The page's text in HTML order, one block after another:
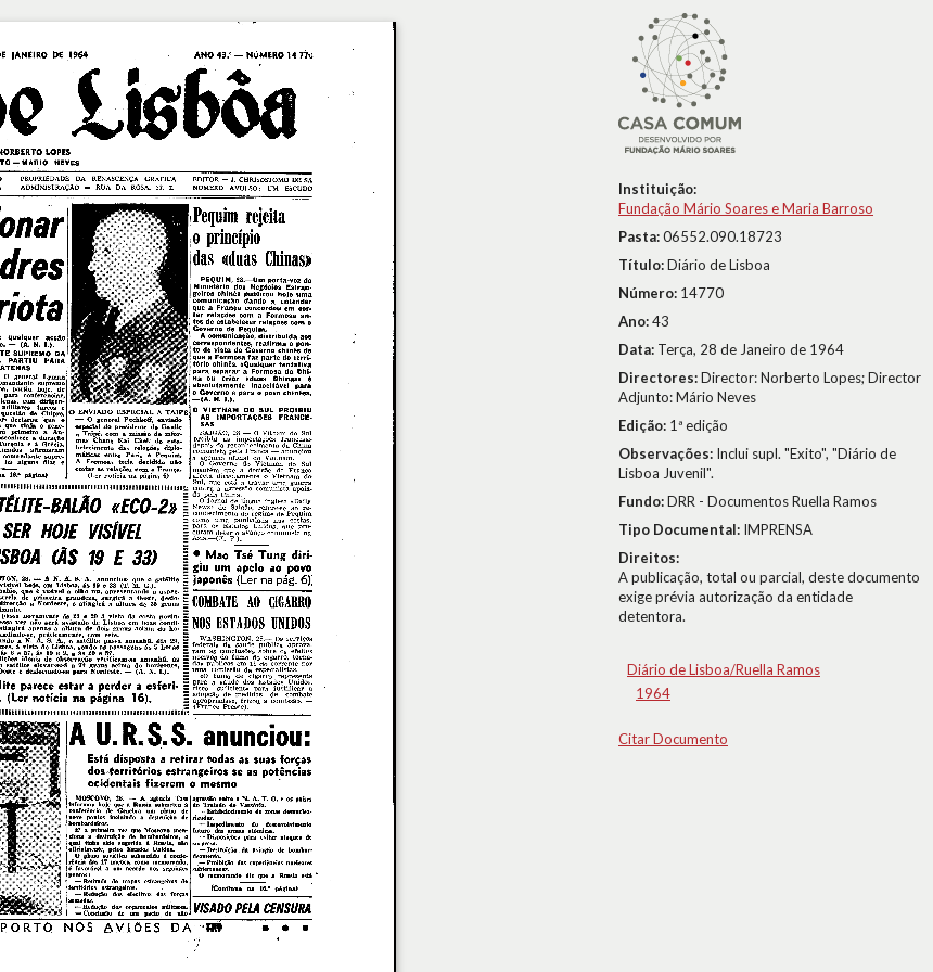
Instituição:
Fundação Mário Soares e Maria Barroso
Pasta:06552.090.18723
Título:Diário de Lisboa
Número: 14770
Ano:43
Data: Terça, 28 de Janeiro de 1964
Directores:Director: Norberto Lopes; Director
Adjunto: Mário Neves
Edição: 1ª edição
Observações: Inclui supl. "Exito", "Diário de
Lisboa Juvenil".
Fundo:DRR - Documentos Ruella Ramos
Tipo Documental: IMPRENSA
Direitos:
A publicação, total ou parcial, deste documento
exige prévia autorização da entidade
detentora.
Diário de Lisboa/Ruella Ramos
1964
Citar Documento